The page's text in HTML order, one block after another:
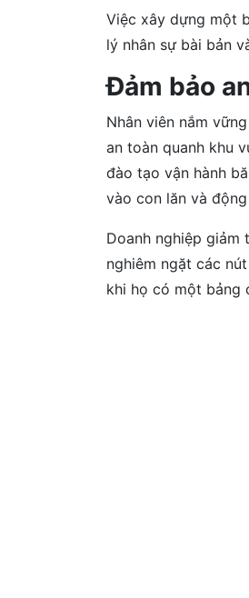
Việc xây dựng một
lý nhân sự bài bản
Đảm bảo
Nhân viên nắm
an toàn quanh khu
đào tạo vận hành
vào con lăn và
Doanh nghiệp
nghiêm ngặt các
khi họ có một bảng